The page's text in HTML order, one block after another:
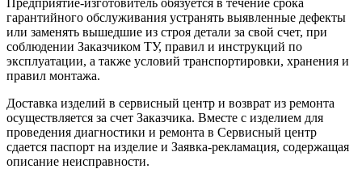
гарантийного обслуживания устранять выявленные дефекты
или заменять вышедшие из строя детали за свой счет, при
соблюдении Заказчиком ТУ, правил и инструкций по
эксплуатации, а также условий транспортировки, хранения и
правил монтажа.
Доставка изделий в сервисный центр и возврат из ремонта
осуществляется за счет Заказчика. Вместе с изделием для
проведения диагностики и ремонта в Сервисный центр
сдается паспорт на изделие и Заявка-рекламация, содержащая
описание неисправности.